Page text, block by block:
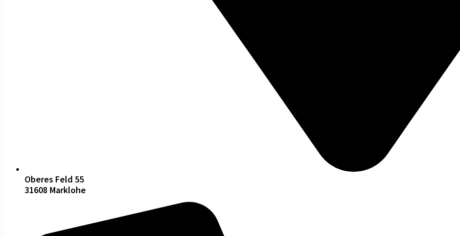
Oberes Feld 55
31608 Marklohe